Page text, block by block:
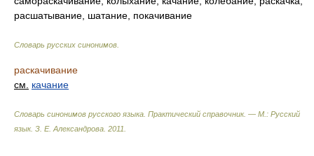
расшатывание, шатание, покачивание
Словарь русских синонимов
раскачивание
см.
качание
Словарь синонимов русского языка. Практический справочник. — М.: Русский
язык. З. Е. Александрова 2011